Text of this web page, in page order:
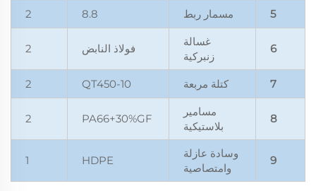
5 مسمار ربط 8.8
2
6
غسالة
زنبركية
فولاذ النابض 2
7 كتلة مربعة QT450-10
2
8
مسامير
بلاستيكية
PA66+30%GF
2
9
وسادة عازلة
وامتصاصية
HDPE
1